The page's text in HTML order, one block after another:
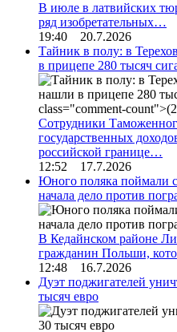
В июле в латвийских
ряд изобретательных…
19:40 20.7.2026
Тайник в полу: в
в прицепе 280 тысяч
Сотрудники
государственных
российской границе…
12:52 17.7.2026
Юного поляка поймали
начала дело против
В Кедайнском районе
гражданин Польши,
12:48 16.7.2026
Дуэт поджигателей
тысяч евро